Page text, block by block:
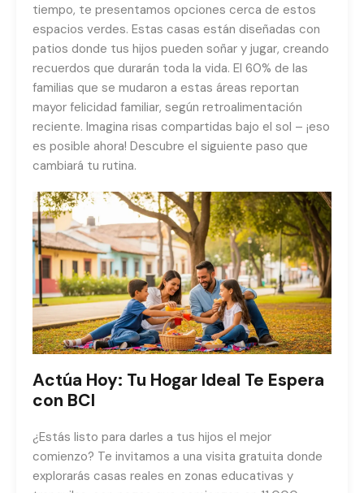
tiempo, te presentamos opciones cerca de estos
espacios verdes. Estas casas están diseñadas con
patios donde tus hijos pueden soñar y jugar, creando
recuerdos que durarán toda la vida. El 60% de las
familias que se mudaron a estas áreas reportan
mayor felicidad familiar, según retroalimentación
reciente. Imagina risas compartidas bajo el sol – ¡eso
es posible ahora! Descubre el siguiente paso que
cambiará tu rutina.
Actúa Hoy: Tu Hogar Ideal Te Espera
con BCI
¿Estás listo para darles a tus hijos el mejor
comienzo? Te invitamos a una visita gratuita donde
explorarás casas reales en zonas educativas y